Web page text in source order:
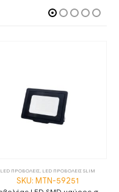
LED ΠΡΟΒΟΛΕΙΣ LED ΠΡΟΒΟΛΕΙΣ SLIM
SKU: MTN-59251